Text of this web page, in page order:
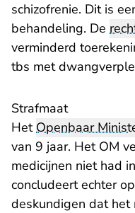
schizofrenie. Dit is
behandeling. De
verminderd
tbs met
Strafmaat
HetOpenbaar
van 9 jaar. Het OM
medicijnen niet had
concludeert echter
deskundigen dat het